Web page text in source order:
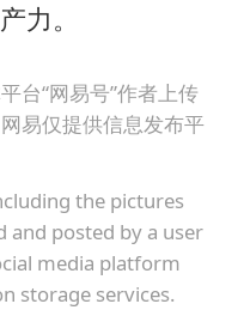
力。
台“网易号”作者上传
易仅提供信息发布平
the pictures
and posted by a user
media platform
storage services.